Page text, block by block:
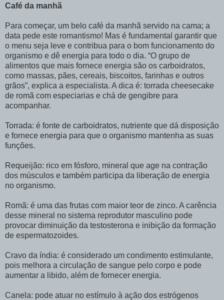
Café da manhã
Para começar, um belo café da manhã servido na cama; a
data pede este romantismo! Mas é fundamental garantir que
o menu seja leve e contribua para o bom funcionamento do
organismo e dê energia para todo o dia. “O grupo de
alimentos que mais fornece energia são os carboidratos,
como massas, pães, cereais, biscoitos, farinhas e outros
grãos”, explica a especialista. A dica é: torrada cheesecake
de romã com especiarias e chá de gengibre para
acompanhar.
Torrada: é fonte de carboidratos, nutriente que dá disposição
e fornece energia para que o organismo mantenha as suas
funções.
Requeijão: rico em fósforo, mineral que age na contração
dos músculos e também participa da liberação de energia
no organismo.
Romã: é uma das frutas com maior teor de zinco. A carência
desse mineral no sistema reprodutor masculino pode
provocar diminuição da testosterona e inibição da formação
de espermatozoides.
Cravo da índia: é considerado um condimento estimulante,
pois melhora a circulação de sangue pelo corpo e pode
aumentar a libido, além de fornecer energia.
Canela: pode atuar no estímulo à ação dos estrógenos